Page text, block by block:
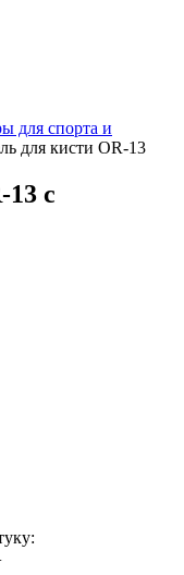
для спорта и
для кисти OR-13
13 с